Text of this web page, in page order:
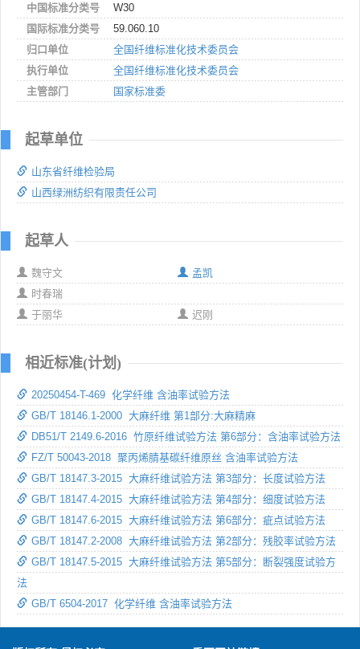
中国标准分类号
W30
国际标准分类号
59.060.10
归口单位
全国纤维标准化技术委员会
执行单位
全国纤维标准化技术委员会
主管部门
国家标准委
起草单位
山东省纤维检验局
山西绿洲纺织有限责任公司
起草人
魏守文
孟凯
时春瑞
于丽华
迟刚
相近标准(计划)
20250454-T-469 化学纤维 含油率试验方法
GB/T 18146.1-2000 大麻纤维 第1部分:大麻精麻
DB51/T 2149.6-2016 竹原纤维试验方法 第6部分：含油率试验方法
FZ/T 50043-2018 聚丙烯腈基碳纤维原丝 含油率试验方法
GB/T 18147.3-2015 大麻纤维试验方法 第3部分：长度试验方法
GB/T 18147.4-2015 大麻纤维试验方法 第4部分：细度试验方法
GB/T 18147.6-2015 大麻纤维试验方法 第6部分：疵点试验方法
GB/T 18147.2-2008 大麻纤维试验方法 第2部分：残胶率试验方法
GB/T 18147.5-2015 大麻纤维试验方法 第5部分：断裂强度试验方
法
GB/T 6504-2017 化学纤维 含油率试验方法